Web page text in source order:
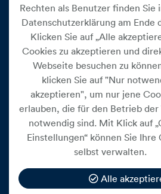
Cookie Einstellungen
Datenschutz
Impressum
Widerrufsbelehrung
Medienfreiheitsgesetz
Barrierefreiheitserklärung
Rechten als Benutzer finden Sie
Datenschutzerklärung am Ende
Klicken Sie auf „Alle
Cookies zu akzeptieren und
Webseite besuchen zu
klicken Sie auf "Nur
akzeptieren", um nur jene
erlauben, die für den Betrieb der
notwendig sind. Mit Klick auf
Einstellungen“ können Sie Ihre
selbst verwalten.
Alle